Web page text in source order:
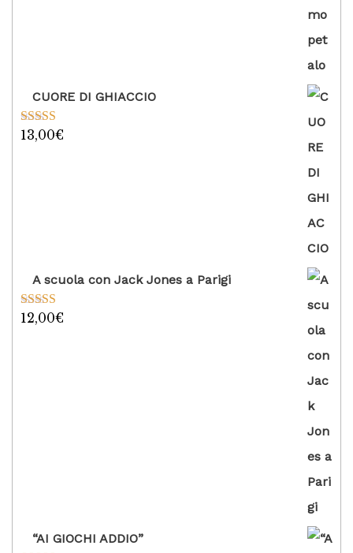
CUORE DI GHIACCIO
Valutato
13,00€
A scuola con Jack Jones a Parigi
Valutato
12,00€
“AI GIOCHI ADDIO”